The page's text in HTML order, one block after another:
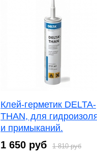
Клей-герметик DELTA-
THAN, для
и примыканий.
1 650 руб 1 810 руб